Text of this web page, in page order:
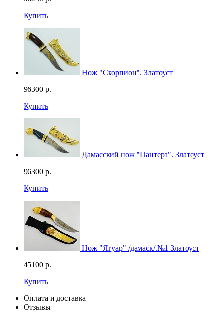
Купить
Нож "Скорпион". Златоуст
96300 р.
Купить
Дамасский нож "Пантера". Златоуст
96300 р.
Купить
Нож "Ягуар" /дамаск/.№1 Златоуст
45100 р.
Купить
Оплата и доставка
Отзывы